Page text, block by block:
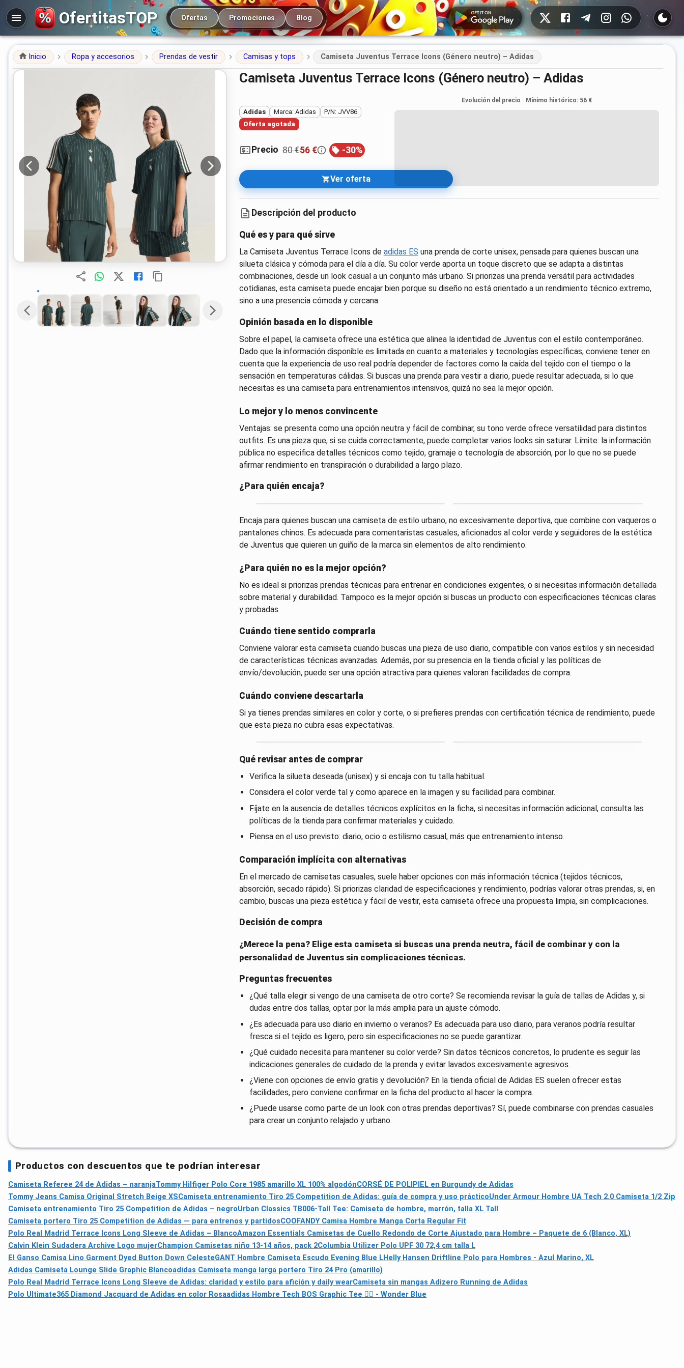
OfertitasTOP Navegación principal
Ofertas Promociones Blog
Redes sociales
Inicio Ropa y accesorios Prendas de vestir Camisas y tops Camiseta Juventus Terrace Icons (Género neutro) – Adidas
Camiseta Juventus Terrace Icons (Género neutro) – Adidas
Adidas Marca: Adidas
P/N: JVV86
Oferta agotada
Precio 80 €56 € -30%
Ver oferta
Evolución del precio · Mínimo histórico: 56 €
Descripción del producto
Qué es y para qué sirve
La Camiseta Juventus Terrace Icons de adidas ES una prenda de corte unisex, pensada para quienes buscan una
silueta clásica y cómoda para el día a día. Su color verde aporta un toque discreto que se adapta a distintas
combinaciones, desde un look casual a un conjunto más urbano. Si priorizas una prenda versátil para actividades
cotidianas, esta camiseta puede encajar bien porque su diseño no está orientado a un rendimiento técnico extremo,
sino a una presencia cómoda y cercana.
Opinión basada en lo disponible
Sobre el papel, la camiseta ofrece una estética que alinea la identidad de Juventus con el estilo contemporáneo.
Dado que la información disponible es limitada en cuanto a materiales y tecnologías específicas, conviene tener en
cuenta que la experiencia de uso real podría depender de factores como la caída del tejido con el tiempo o la
sensación en temperaturas cálidas. Si buscas una prenda para vestir a diario, puede resultar adecuada, si lo que
necesitas es una camiseta para entrenamientos intensivos, quizá no sea la mejor opción.
Lo mejor y lo menos convincente
Ventajas: se presenta como una opción neutra y fácil de combinar, su tono verde ofrece versatilidad para distintos
outfits. Es una pieza que, si se cuida correctamente, puede completar varios looks sin saturar. Límite: la información
pública no especifica detalles técnicos como tejido, gramaje o tecnología de absorción, por lo que no se puede
afirmar rendimiento en transpiración o durabilidad a largo plazo.
¿Para quién encaja?
Encaja para quienes buscan una camiseta de estilo urbano, no excesivamente deportiva, que combine con vaqueros o
pantalones chinos. Es adecuada para comentaristas casuales, aficionados al color verde y seguidores de la estética
de Juventus que quieren un guiño de la marca sin elementos de alto rendimiento.
¿Para quién no es la mejor opción?
No es ideal si priorizas prendas técnicas para entrenar en condiciones exigentes, o si necesitas información detallada
sobre material y durabilidad. Tampoco es la mejor opción si buscas un producto con especificaciones técnicas claras
y probadas.
Cuándo tiene sentido comprarla
Conviene valorar esta camiseta cuando buscas una pieza de uso diario, compatible con varios estilos y sin necesidad
de características técnicas avanzadas. Además, por su presencia en la tienda oficial y las políticas de
envío/devolución, puede ser una opción atractiva para quienes valoran facilidades de compra.
Cuándo conviene descartarla
Si ya tienes prendas similares en color y corte, o si prefieres prendas con certificatión técnica de rendimiento, puede
que esta pieza no cubra esas expectativas.
Qué revisar antes de comprar
Verifica la silueta deseada (unisex) y si encaja con tu talla habitual.
Considera el color verde tal y como aparece en la imagen y su facilidad para combinar.
Fíjate en la ausencia de detalles técnicos explícitos en la ficha, si necesitas información adicional, consulta las
políticas de la tienda para confirmar materiales y cuidado.
Piensa en el uso previsto: diario, ocio o estilismo casual, más que entrenamiento intenso.
Comparación implícita con alternativas
En el mercado de camisetas casuales, suele haber opciones con más información técnica (tejidos técnicos,
absorción, secado rápido). Si priorizas claridad de especificaciones y rendimiento, podrías valorar otras prendas, si, en
cambio, buscas una pieza estética y fácil de vestir, esta camiseta ofrece una propuesta limpia, sin complicaciones.
Decisión de compra
¿Merece la pena? Elige esta camiseta si buscas una prenda neutra, fácil de combinar y con la
personalidad de Juventus sin complicaciones técnicas.
Preguntas frecuentes
¿Qué talla elegir si vengo de una camiseta de otro corte? Se recomienda revisar la guía de tallas de Adidas y, si
dudas entre dos tallas, optar por la más amplia para un ajuste cómodo.
¿Es adecuada para uso diario en invierno o veranos? Es adecuada para uso diario, para veranos podría resultar
fresca si el tejido es ligero, pero sin especificaciones no se puede garantizar.
¿Qué cuidado necesita para mantener su color verde? Sin datos técnicos concretos, lo prudente es seguir las
indicaciones generales de cuidado de la prenda y evitar lavados excesivamente agresivos.
¿Viene con opciones de envío gratis y devolución? En la tienda oficial de Adidas ES suelen ofrecer estas
facilidades, pero conviene confirmar en la ficha del producto al hacer la compra.
¿Puede usarse como parte de un look con otras prendas deportivas? Sí, puede combinarse con prendas casuales
para crear un conjunto relajado y urbano.
Productos con descuentos que te podrían interesar
Camiseta Referee 24 de Adidas – naranjaTommy Hilfiger Polo Core 1985 amarillo XL 100% algodónCORSÉ DE POLIPIEL en Burgundy de Adidas
Tommy Jeans Camisa Original Stretch Beige XSCamiseta entrenamiento Tiro 25 Competition de Adidas: guía de compra y uso prácticoUnder Armour Hombre UA Tech 2.0 Camiseta 1/2 Zip
Camiseta entrenamiento Tiro 25 Competition de Adidas – negroUrban Classics TB006-Tall Tee: Camiseta de hombre, marrón, talla XL Tall
Camiseta portero Tiro 25 Competition de Adidas — para entrenos y partidosCOOFANDY Camisa Hombre Manga Corta Regular Fit
Polo Real Madrid Terrace Icons Long Sleeve de Adidas – BlancoAmazon Essentials Camisetas de Cuello Redondo de Corte Ajustado para Hombre – Paquete de 6 (Blanco, XL)
Calvin Klein Sudadera Archive Logo mujerChampion Camisetas niño 13-14 años, pack 2Columbia Utilizer Polo UPF 30 72,4 cm talla L
El Ganso Camisa Lino Garment Dyed Button Down CelesteGANT Hombre Camiseta Escudo Evening Blue LHelly Hansen Driftline Polo para Hombres - Azul Marino, XL
Adidas Camiseta Lounge Slide Graphic Blancoadidas Camiseta manga larga portero Tiro 24 Pro (amarillo)
Polo Real Madrid Terrace Icons Long Sleeve de Adidas: claridad y estilo para afición y daily wearCamiseta sin mangas Adizero Running de Adidas
Polo Ultimate365 Diamond Jacquard de Adidas en color Rosaadidas Hombre Tech BOS Graphic Tee 🏃‍♂️ - Wonder Blue